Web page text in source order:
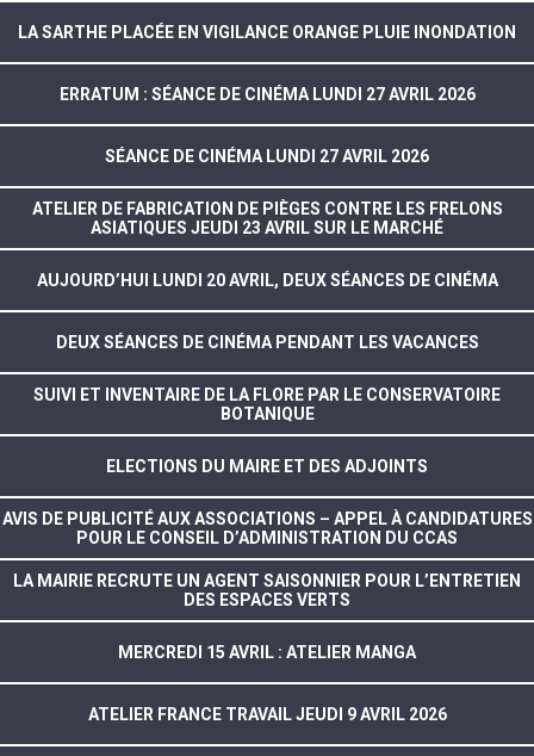
LA SARTHE PLACÉE EN VIGILANCE ORANGE PLUIE INONDATION
ERRATUM : SÉANCE DE CINÉMA LUNDI 27 AVRIL 2026
SÉANCE DE CINÉMA LUNDI 27 AVRIL 2026
ATELIER DE FABRICATION DE PIÈGES CONTRE LES FRELONS
ASIATIQUES JEUDI 23 AVRIL SUR LE MARCHÉ
AUJOURD’HUI LUNDI 20 AVRIL, DEUX SÉANCES DE CINÉMA
DEUX SÉANCES DE CINÉMA PENDANT LES VACANCES
SUIVI ET INVENTAIRE DE LA FLORE PAR LE CONSERVATOIRE
BOTANIQUE
ELECTIONS DU MAIRE ET DES ADJOINTS
AVIS DE PUBLICITÉ AUX ASSOCIATIONS – APPEL À CANDIDATURES
POUR LE CONSEIL D’ADMINISTRATION DU CCAS
LA MAIRIE RECRUTE UN AGENT SAISONNIER POUR L’ENTRETIEN
DES ESPACES VERTS
MERCREDI 15 AVRIL : ATELIER MANGA
ATELIER FRANCE TRAVAIL JEUDI 9 AVRIL 2026